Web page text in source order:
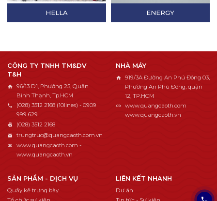
HELLA ENERGY
CÔNG TY TNHH TM&DV
T&H
96/13 D1, Phường 25, Quận
Bình Thạnh, Tp.HCM
(028) 3512 2168 (10lines) - 0909
999 629
(028) 3512 2168
trungtruc@quangcaoth.com.vn
www.quangcaoth.com -
www.quangcaoth.vn
NHÀ MÁY
919/3A Đường An Phú Đông 03,
Phường An Phú Đông, quận
12, TP.HCM
www.quangcaoth.com
www.quangcaoth.vn
SẢN PHẨM - DỊCH VỤ
Quầy kệ trưng bày
LIÊN KẾT NHANH
Dự án